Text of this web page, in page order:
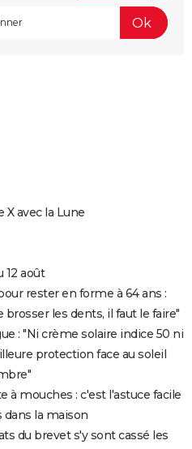
X avec la Lune
12 août
rester en forme à 64 ans :
les dents, il faut le faire"
: "Ni crème solaire indice 50 ni
protection face au soleil
à mouches : c'est l'astuce facile
la maison
du brevet s'y sont cassé les